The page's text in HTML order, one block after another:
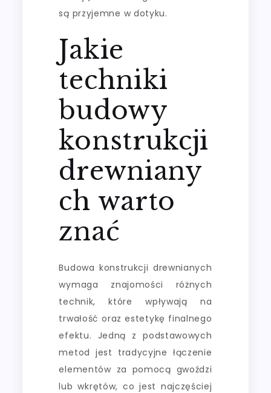
są przyjemne w dotyku.
Jakie
techniki
budowy
konstrukcji
drewniany
ch warto
znać
Budowa konstrukcji drewnianych
wymaga znajomości różnych
technik, które wpływają na
trwałość oraz estetykę finalnego
efektu. Jedną z podstawowych
metod jest tradycyjne łączenie
elementów za pomocą gwoździ
lub wkrętów, co jest najczęściej